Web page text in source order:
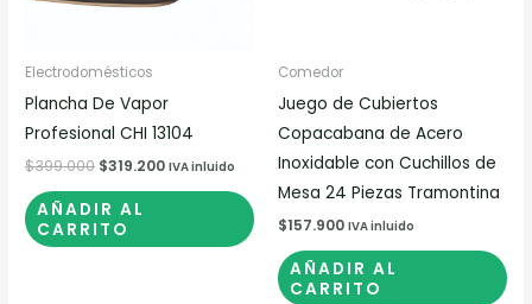
Electrodomésticos
Plancha De Vapor
Profesional CHI 13104
$399.000 $319.200 IVA inluido
AÑADIR AL
CARRITO
Comedor
Juego de Cubiertos
Copacabana de Acero
Inoxidable con Cuchillos de
Mesa 24 Piezas Tramontina
$157.900 IVA inluido
AÑADIR AL
CARRITO